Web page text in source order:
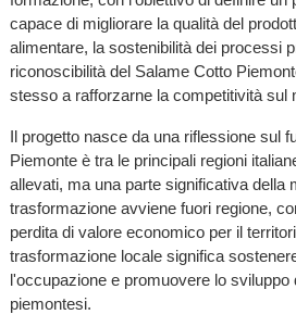
capace di migliorare la qualità del
alimentare, la sostenibilità dei processi
riconoscibilità del Salame Cotto
stesso a rafforzarne la competitività sul
Il progetto nasce da una riflessione sul
Piemonte è tra le principali regioni
allevati, ma una parte significativa della
trasformazione avviene fuori regione,
perdita di valore economico per il
trasformazione locale significa
l'occupazione e promuovere lo sviluppo
piemontesi.